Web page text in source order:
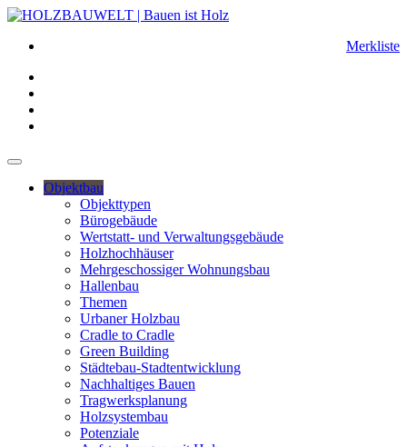
Merkliste
Objektbau
Objekttypen
Bürogebäude
Wertstatt- und Verwaltungsgebäude
Holzhochhäuser
Mehrgeschossiger Wohnungsbau
Hallenbau
Themen
Urbaner Holzbau
Cradle to Cradle
Green Building
Städtebau-Stadtentwicklung
Nachhaltiges Bauen
Tragwerksplanung
Holzsystembau
Potenziale